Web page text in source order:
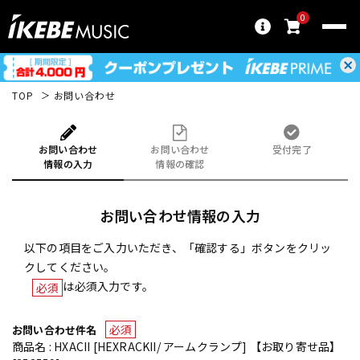
0
TOP お問い合わせ
お問い合わせ
情報の入力
お問い合わせ
情報の確認
受付完了
お問い合わせ情報の入力
以下の項目をご入力いただき、「確認する」ボタンをクリッ
クしてください。
必須 は必須入力です。
お問い合わせ件名
必須
商品名 : HXACII [HEXRACKII/ アームクランプ] 【お取り寄せ品】